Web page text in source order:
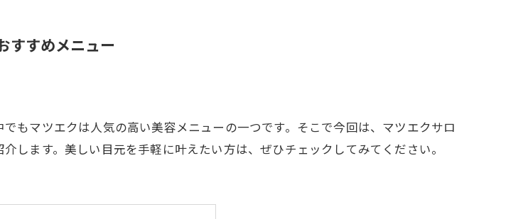
すすめメニュー
もマツエクは人気の高い美容メニューの一つです。そこで今回は、マツエクサロ
します。美しい目元を手軽に叶えたい方は、ぜひチェックしてみてください。